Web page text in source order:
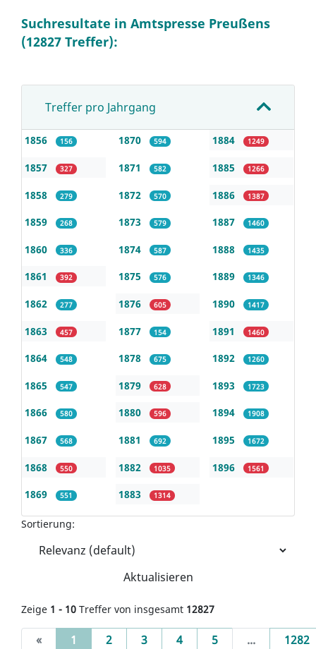
Suchresultate in Amtspresse Preußens
(12827 Treffer):
Treffer pro Jahrgang
1856 156
1857 327
1858 279
1859 268
1860 336
1861 392
1862 277
1863 457
1864 548
1865 547
1866 580
1867 568
1868 550
1869 551
1870 594
1871 582
1872 570
1873 579
1874 587
1875 576
1876 605
1877 154
1878 675
1879 628
1880 596
1881 692
1882 1035
1883 1314
1884 1249
1885 1266
1886 1387
1887 1460
1888 1435
1889 1346
1890 1417
1891 1460
1892 1260
1893 1723
1894 1908
1895 1672
1896 1561
Sortierung:
Aktualisieren
Zeige 1 - 10 Treffer von insgesamt 12827
« 1 (current)
2 3 4 5 ... 1282